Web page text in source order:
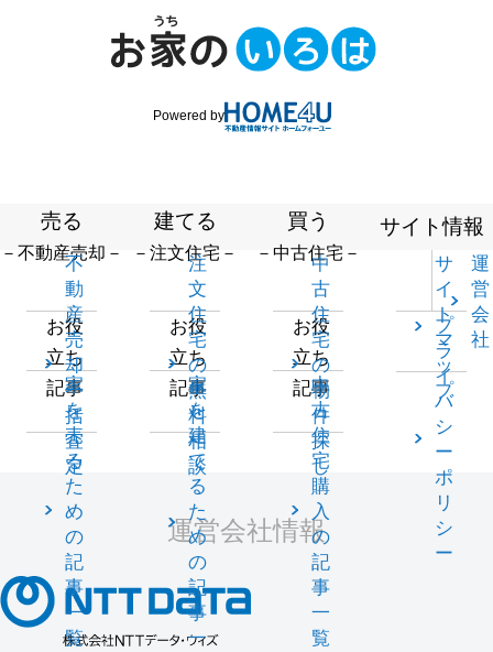
Powered by
売る
－不動産売却－
不
動
産
売
却
一
括
査
定
お役
立ち
記事
家
を
売
る
た
め
の
記
事
一
覧
建てる
－注文住宅－
注
文
住
宅
の
無
料
相
談
お役
立ち
記事
家
を
建
て
る
た
め
の
記
事
一
買う
－中古住宅－
中
古
住
宅
の
物
件
探
し
お役
立ち
記事
中
古
住
宅
購
入
の
記
事
一
覧
サイト情報
サ
イ
ト
マ
ッ
プ
運
営
会
社
プ
ラ
イ
バ
シ
ー
ポ
リ
シ
ー
運営会社情報